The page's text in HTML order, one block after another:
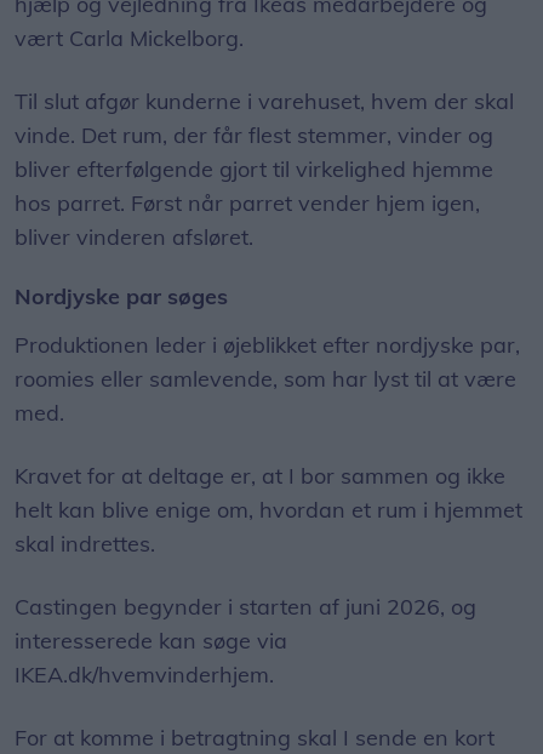
vært Carla Mickelborg.
Til slut afgør kunderne i varehuset, hvem der skal
vinde. Det rum, der får flest stemmer, vinder og
bliver efterfølgende gjort til virkelighed hjemme
hos parret. Først når parret vender hjem igen,
bliver vinderen afsløret.
Nordjyske par søges
Produktionen leder i øjeblikket efter nordjyske par,
roomies eller samlevende, som har lyst til at være
med.
Kravet for at deltage er, at I bor sammen og ikke
helt kan blive enige om, hvordan et rum i hjemmet
skal indrettes.
Castingen begynder i starten af juni 2026, og
interesserede kan søge via
IKEA.dk/hvemvinderhjem.
For at komme i betragtning skal I sende en kort